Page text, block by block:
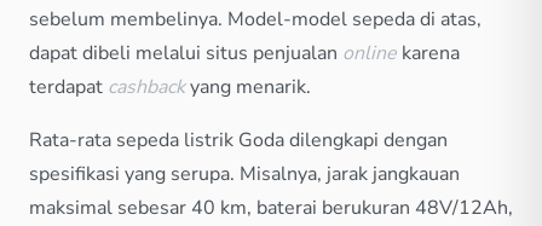
sebelum membelinya. Model-model sepeda di atas,
dapat dibeli melalui situs penjualan online karena
terdapat cashbackyang menarik.
Rata-rata sepeda listrik Goda dilengkapi dengan
spesifikasi yang serupa. Misalnya, jarak jangkauan
maksimal sebesar 40 km, baterai berukuran 48V/12Ah,